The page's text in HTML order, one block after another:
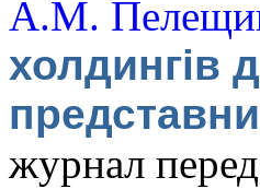
А.М.
холдингів
журнал